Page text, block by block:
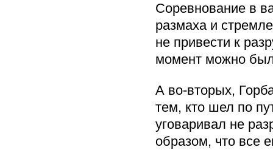
Соревнование в
размаха и
не привести к
момент можно
А во-вторых,
тем, кто шел по
уговаривал не
образом, что все